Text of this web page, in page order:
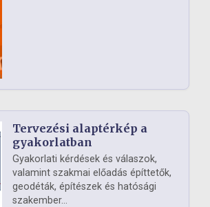
Tervezési alaptérkép a
gyakorlatban
Gyakorlati kérdések és válaszok,
valamint szakmai előadás építtetők,
geodéták, építészek és hatósági
szakember...